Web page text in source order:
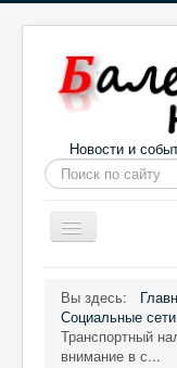
Новости и
Искать...
Toggle
Navigation
Информация
Вы здесь:
Социальные
Транспортный
внимание в с...